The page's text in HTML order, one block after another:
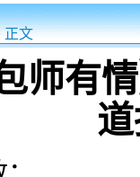
正文
师有